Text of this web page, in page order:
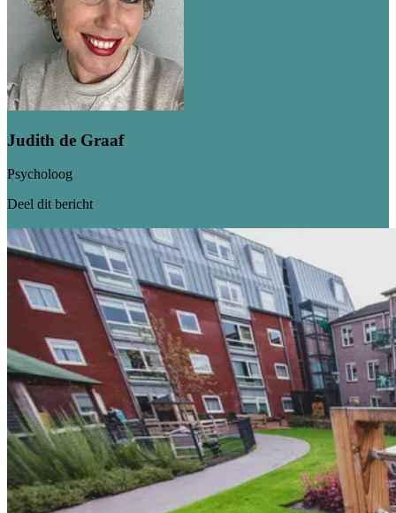
Judith de Graaf
Psycholoog
Deel dit bericht